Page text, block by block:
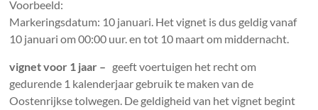
Voorbeeld:
Markeringsdatum: 10 januari. Het vignet is dus geldig vanaf
10 januari om 00:00 uur. en tot 10 maart om middernacht.
vignet voor 1 jaar – geeft voertuigen het recht om
gedurende 1 kalenderjaar gebruik te maken van de
Oostenrijkse tolwegen. De geldigheid van het vignet begint